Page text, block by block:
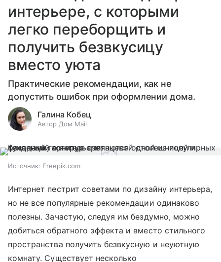
интерьере, с которыми
легко переборщить и
получить безвкусицу
вместо уюта
Практические рекомендации, как не
допустить ошибок при оформлении дома.
Галина Кобец
Автор Дом Mail
Источник: Freepik.com
Интернет пестрит советами по дизайну интерьера,
но не все популярные рекомендации одинаково
полезны. Зачастую, следуя им бездумно, можно
добиться обратного эффекта и вместо стильного
пространства получить безвкусную и неуютную
комнату. Существует несколько